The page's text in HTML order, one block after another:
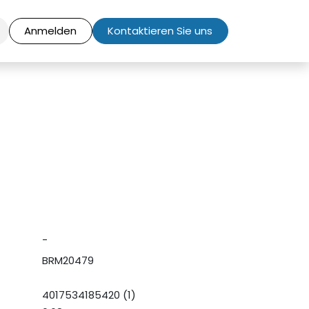
Anmelden Kontaktieren Sie uns
-
BRM20479
4017534185420 (1)